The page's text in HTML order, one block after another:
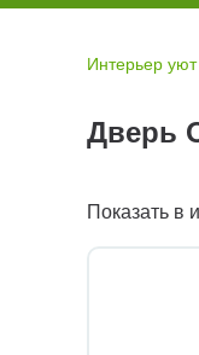
Интерьер уют
Дверь
Показать в